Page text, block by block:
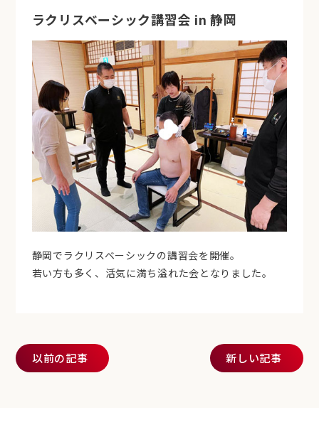
ラクリスベーシック講習会 in 静岡
静岡でラクリスベーシックの講習会を開催。
若い方も多く、活気に満ち溢れた会となりました。
以前の記事 新しい記事